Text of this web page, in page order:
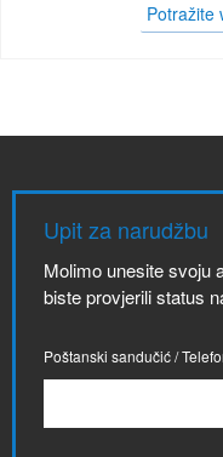
Potražite
Upit za narudžbu
Molimo unesite svoju
biste provjerili status
Poštanski sandučić /